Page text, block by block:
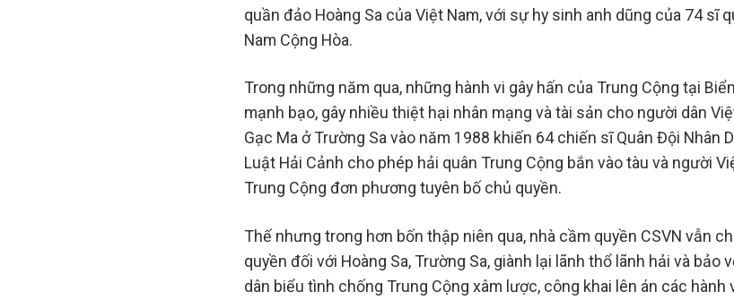
quần đảo Hoàng Sa của Việt Nam, với sự hy sinh anh dũng của 74 sĩ
Nam Cộng Hòa.
Trong những năm qua, những hành vi gây hấn của Trung Cộng tại
mạnh bạo, gây nhiều thiệt hại nhân mạng và tài sản cho người dân
Gạc Ma ở Trường Sa vào năm 1988 khiến 64 chiến sĩ Quân Đội Nhân
Luật Hải Cảnh cho phép hải quân Trung Cộng bắn vào tàu và người
Trung Cộng đơn phương tuyên bố chủ quyền.
Thế nhưng trong hơn bốn thập niên qua, nhà cầm quyền CSVN vẫn
quyền đối với Hoàng Sa, Trường Sa, giành lại lãnh thổ lãnh hải và bảo
dân biểu tình chống Trung Cộng xâm lược, công khai lên án các hành